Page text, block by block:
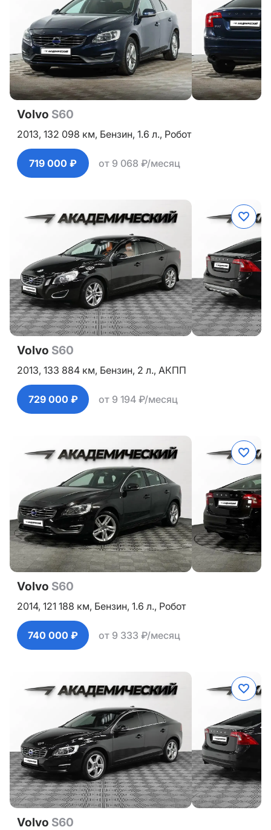
Volvo S60
2013, 132 098 км, Бензин, 1.6 л., Робот
719 000 ₽ от 9 068 ₽/месяц
Volvo S60
2013, 133 884 км, Бензин, 2 л., АКПП
729 000 ₽ от 9 194 ₽/месяц
Volvo S60
2014, 121 188 км, Бензин, 1.6 л., Робот
740 000 ₽ от 9 333 ₽/месяц
Volvo S60